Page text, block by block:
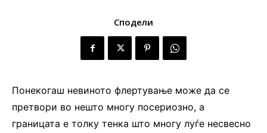
Сподели
Понекогаш невиното флертување може да се
претвори во нешто многу посериозно, а
границата е толку тенка што многу луѓе несвесно